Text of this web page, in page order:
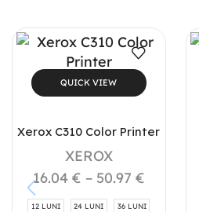
QUICK VIEW
Xerox C310 Color Printer
XEROX
16.04 € – 50.97 €
12 LUNI 24 LUNI 36 LUNI